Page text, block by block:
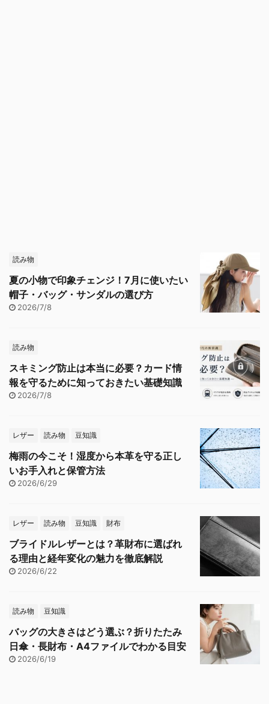
読み物
夏の小物で印象チェンジ！7月に使いたい
帽子・バッグ・サンダルの選び方
2026/7/8
読み物
スキミング防止は本当に必要？カード情
報を守るために知っておきたい基礎知識
2026/7/8
レザー 読み物 豆知識
梅雨の今こそ！湿度から本革を守る正し
いお手入れと保管方法
2026/6/29
レザー 読み物 豆知識 財布
ブライドルレザーとは？革財布に選ばれ
る理由と経年変化の魅力を徹底解説
2026/6/22
読み物 豆知識
バッグの大きさはどう選ぶ？折りたたみ
日傘・長財布・A4ファイルでわかる目安
2026/6/19